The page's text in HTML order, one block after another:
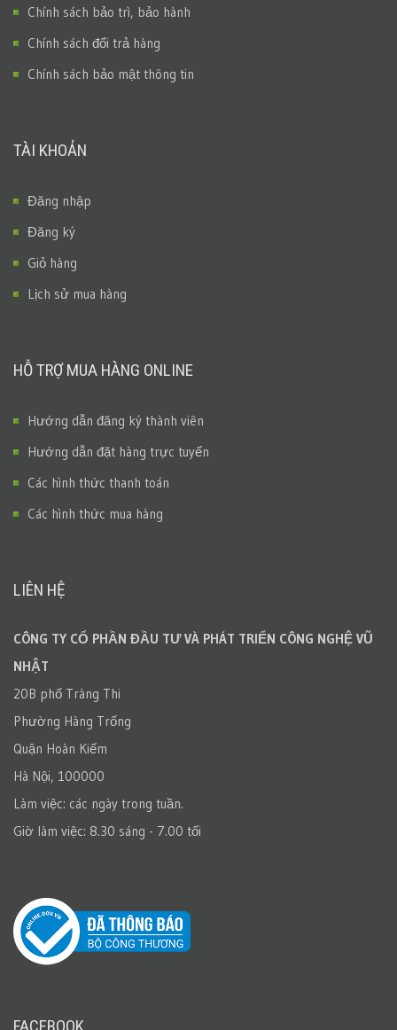
Chính sách bảo trì, bảo hành
Chính sách đổi trả hàng
Chính sách bảo mật thông tin
TÀI KHOẢN
Đăng nhập
Đăng ký
Giỏ hàng
Lịch sử mua hàng
HỖ TRỢ MUA HÀNG ONLINE
Hướng dẫn đăng ký thành viên
Hướng dẫn đặt hàng trực tuyến
Các hình thức thanh toán
Các hình thức mua hàng
LIÊN HỆ
CÔNG TY CỔ PHẦN ĐẦU TƯ VÀ PHÁT TRIỂN CÔNG NGHỆ VŨ
NHẬT
20B phố Tràng Thi
Phường Hàng Trống
Quận Hoàn Kiếm
Hà Nội, 100000
Làm việc: các ngày trong tuần.
Giờ làm việc: 8.30 sáng - 7.00 tối